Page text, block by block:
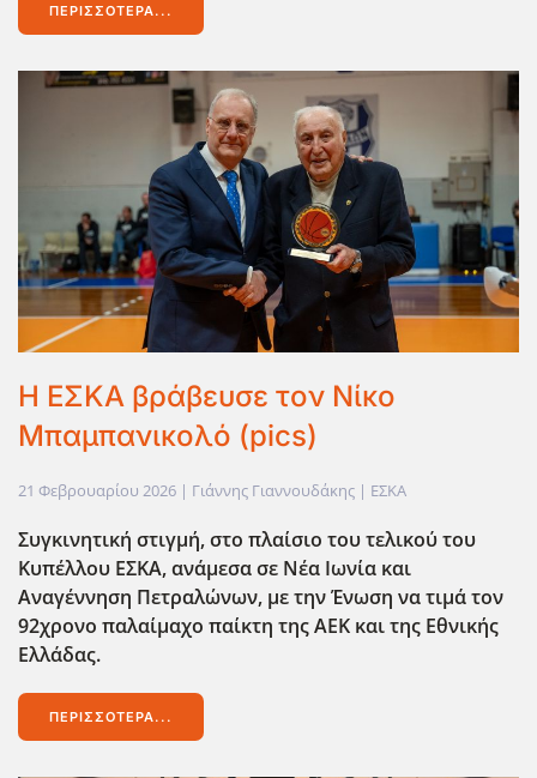
ΠΕΡΙΣΣΌΤΕΡΑ...
Η ΕΣΚΑ βράβευσε τον Νίκο
Μπαμπανικολό (pics)
21 Φεβρουαρίου 2026 | Γιάννης Γιαννουδάκης | ΕΣΚΑ
Συγκινητική στιγμή, στο πλαίσιο του τελικού του
Κυπέλλου ΕΣΚΑ, ανάμεσα σε Νέα Ιωνία και
Αναγέννηση Πετραλώνων, με την Ένωση να τιμά τον
92χρονο παλαίμαχο παίκτη της ΑΕΚ και της Εθνικής
Ελλάδας.
ΠΕΡΙΣΣΌΤΕΡΑ...